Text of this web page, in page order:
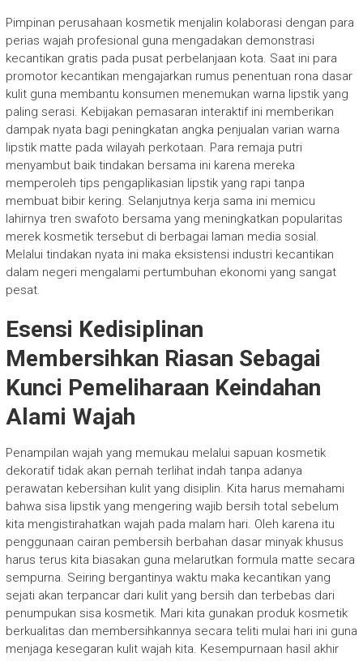
Pimpinan perusahaan kosmetik menjalin kolaborasi dengan para
perias wajah profesional guna mengadakan demonstrasi
kecantikan gratis pada pusat perbelanjaan kota. Saat ini para
promotor kecantikan mengajarkan rumus penentuan rona dasar
kulit guna membantu konsumen menemukan warna lipstik yang
paling serasi. Kebijakan pemasaran interaktif ini memberikan
dampak nyata bagi peningkatan angka penjualan varian warna
lipstik matte pada wilayah perkotaan. Para remaja putri
menyambut baik tindakan bersama ini karena mereka
memperoleh tips pengaplikasian lipstik yang rapi tanpa
membuat bibir kering. Selanjutnya kerja sama ini memicu
lahirnya tren swafoto bersama yang meningkatkan popularitas
merek kosmetik tersebut di berbagai laman media sosial.
Melalui tindakan nyata ini maka eksistensi industri kecantikan
dalam negeri mengalami pertumbuhan ekonomi yang sangat
pesat.
Esensi Kedisiplinan
Membersihkan Riasan Sebagai
Kunci Pemeliharaan Keindahan
Alami Wajah
Penampilan wajah yang memukau melalui sapuan kosmetik
dekoratif tidak akan pernah terlihat indah tanpa adanya
perawatan kebersihan kulit yang disiplin. Kita harus memahami
bahwa sisa lipstik yang mengering wajib bersih total sebelum
kita mengistirahatkan wajah pada malam hari. Oleh karena itu
penggunaan cairan pembersih berbahan dasar minyak khusus
harus terus kita biasakan guna melarutkan formula matte secara
sempurna. Seiring bergantinya waktu maka kecantikan yang
sejati akan terpancar dari kulit yang bersih dan terbebas dari
penumpukan sisa kosmetik. Mari kita gunakan produk kosmetik
berkualitas dan membersihkannya secara teliti mulai hari ini guna
menjaga kesegaran kulit wajah kita. Kesempurnaan hasil akhir